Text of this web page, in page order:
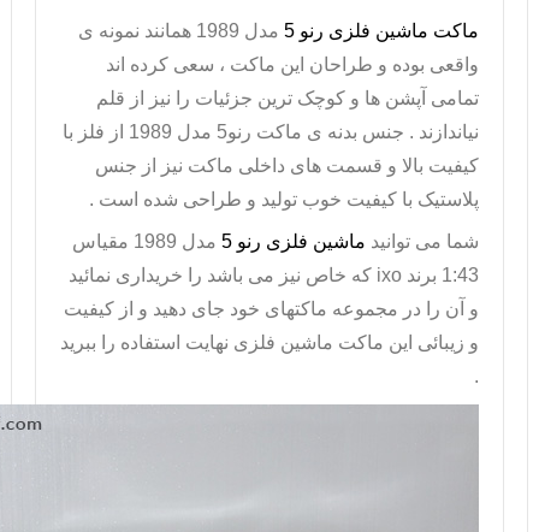
ماکت ماشین فلزی رنو 5
مدل 1989 همانند نمونه ی
واقعی بوده و طراحان این ماکت ، سعی کرده اند
تمامی آپشن ها و کوچک ترین جزئیات را نیز از قلم
نیاندازند . جنس بدنه ی ماکت رنو5 مدل 1989 از فلز با
کیفیت بالا و قسمت های داخلی ماکت نیز از جنس
پلاستیک با کیفیت خوب تولید و طراحی شده است .
شما می توانید ماشین فلزی رنو 5
مدل 1989 مقیاس
1:43 برند
ixo که خاص نیز می باشد را خریداری نمائید
و آن را در مجموعه ماکتهای خود جای دهید و از کیفیت
و زیبائی این ماکت ماشین فلزی نهایت استفاده را ببرید
.